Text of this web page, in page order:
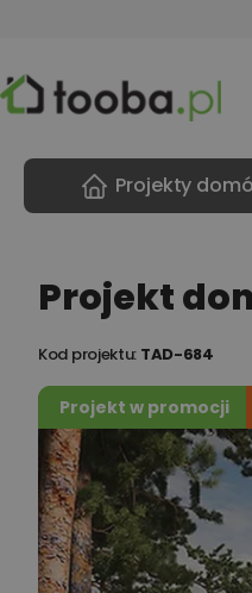
Projekty
Projekt
Kod projektu: TAD-684
Projekt w promocji